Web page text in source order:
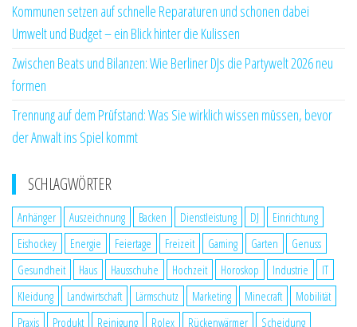
Kommunen setzen auf schnelle Reparaturen und schonen dabei
Umwelt und Budget – ein Blick hinter die Kulissen
Zwischen Beats und Bilanzen: Wie Berliner DJs die Partywelt 2026 neu
formen
Trennung auf dem Prüfstand: Was Sie wirklich wissen müssen, bevor
der Anwalt ins Spiel kommt
SCHLAGWÖRTER
Anhänger Auszeichnung Backen Dienstleistung DJ
Einrichtung
Eishockey
Energie Feiertage Freizeit Gaming Garten
Genuss
Gesundheit
Haus Hausschuhe Hochzeit Horoskop Industrie
IT
Kleidung
Landwirtschaft Lärmschutz Marketing Minecraft
Mobilität
Praxis
Produkt Reinigung Rolex Rückenwärmer
Scheidung